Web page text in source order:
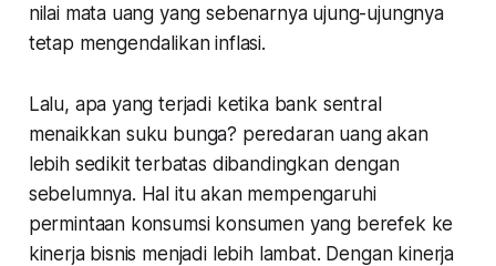
nilai mata uang yang sebenarnya ujung-ujungnya
tetap mengendalikan inflasi.
Lalu, apa yang terjadi ketika bank sentral
menaikkan suku bunga? peredaran uang akan
lebih sedikit terbatas dibandingkan dengan
sebelumnya. Hal itu akan mempengaruhi
permintaan konsumsi konsumen yang berefek ke
kinerja bisnis menjadi lebih lambat. Dengan kinerja